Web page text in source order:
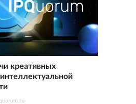
креативных